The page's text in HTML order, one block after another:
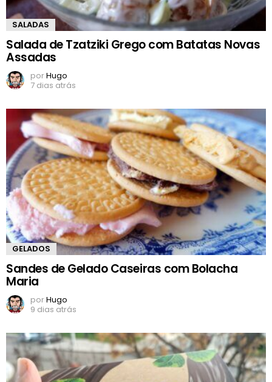
SALADAS
Salada de Tzatziki Grego com Batatas Novas
Assadas
porHugo
7 dias atrás
GELADOS
Sandes de Gelado Caseiras com Bolacha
Maria
porHugo
9 dias atrás